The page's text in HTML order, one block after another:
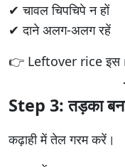
✔ चावल चिपचिपे न हों
✔ दाने अलग-अलग रहें
👉 Leftover rice इस
Step 3: तड़का
कढ़ाही में तेल गरम करें।